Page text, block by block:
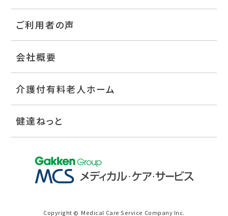
ご利用者の声
会社概要
介護付有料老人ホーム
健達ねっと
Copyright © Medical Care Service Company Inc.